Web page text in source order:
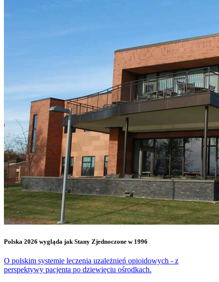
Polska 2026 wygląda jak Stany Zjednoczone w 1996
O polskim systemie leczenia uzależnień opioidowych - z
perspektywy pacjenta po dziewięciu ośrodkach.